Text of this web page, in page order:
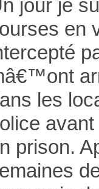
jour je
en
les
prison.